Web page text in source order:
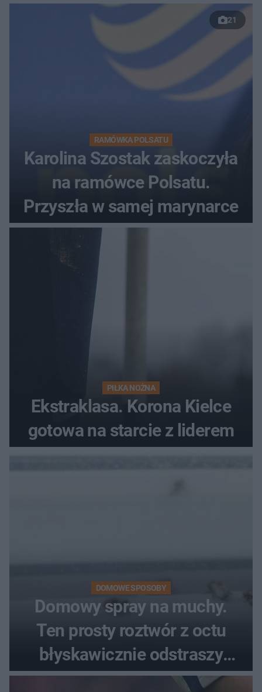
21
RAMÓWKA POLSATU
Karolina Szostak zaskoczyła
na ramówce Polsatu.
Przyszła w samej marynarce
PIŁKA NOŻNA
Ekstraklasa. Korona Kielce
gotowa na starcie z liderem
DOMOWE SPOSOBY
Domowy spray na muchy.
Ten prosty roztwór z octu
błyskawicznie odstraszy
uciążliwe owady